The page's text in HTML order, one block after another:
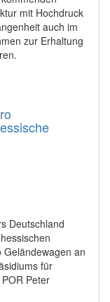
mit Hochdruck
auch im
zur Erhaltung
Deutschland
an
für
Peter